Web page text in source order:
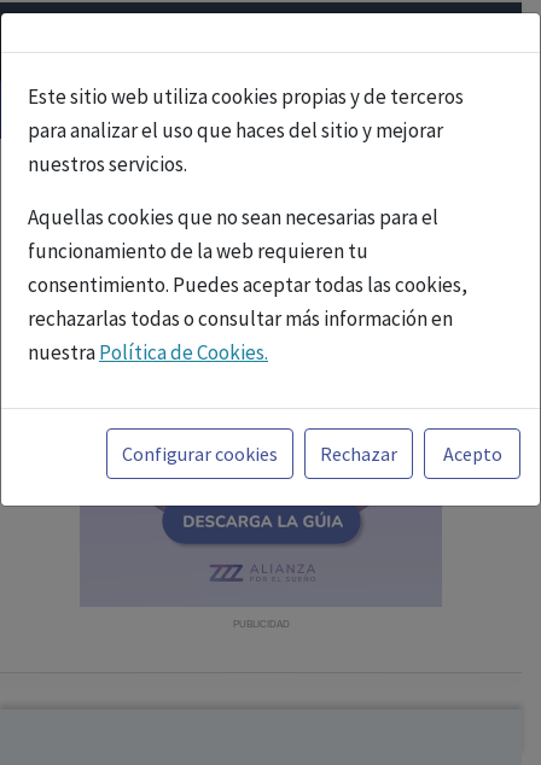
Este sitio web utiliza cookies propias y de terceros
para analizar el uso que haces del sitio y mejorar
nuestros servicios.
Aquellas cookies que no sean necesarias para el
funcionamiento de la web requieren tu
consentimiento. Puedes aceptar todas las cookies,
rechazarlas todas o consultar más información en
nuestraPolítica de Cookies.
Toda la información incluida en la Página Web está
referida a productos del mercado español y, por
tanto, dirigida a profesionales sanitarios legalmente
facultados para prescribir o dispensar medicamentos
con ejercicio profesional. La información técnica de los
fármacos se facilita a título meramente informativo,
Configurar cookies Rechazar Acepto
PUBLICIDAD